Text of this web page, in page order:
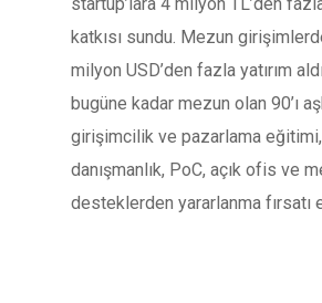
katkısı sundu. Mezun
milyon USD’den fazla yatırım
bugüne kadar mezun olan 90’ı
girişimcilik ve pazarlama
danışmanlık, PoC, açık ofis ve
desteklerden yararlanma fırsatı